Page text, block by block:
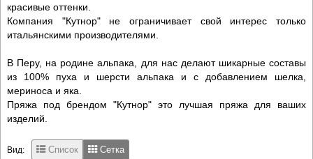
красивые оттенки.
Компания "Кутнор" не ограничивает свой интерес только
итальянскими производителями.
В Перу, на родине альпака, для нас делают шикарные составы
из 100% пуха и шерсти альпака и с добавлением шелка,
мериноса и яка.
Пряжа под брендом "Кутнор" это лучшая пряжа для ваших
изделий.
Вид: Список Сетка